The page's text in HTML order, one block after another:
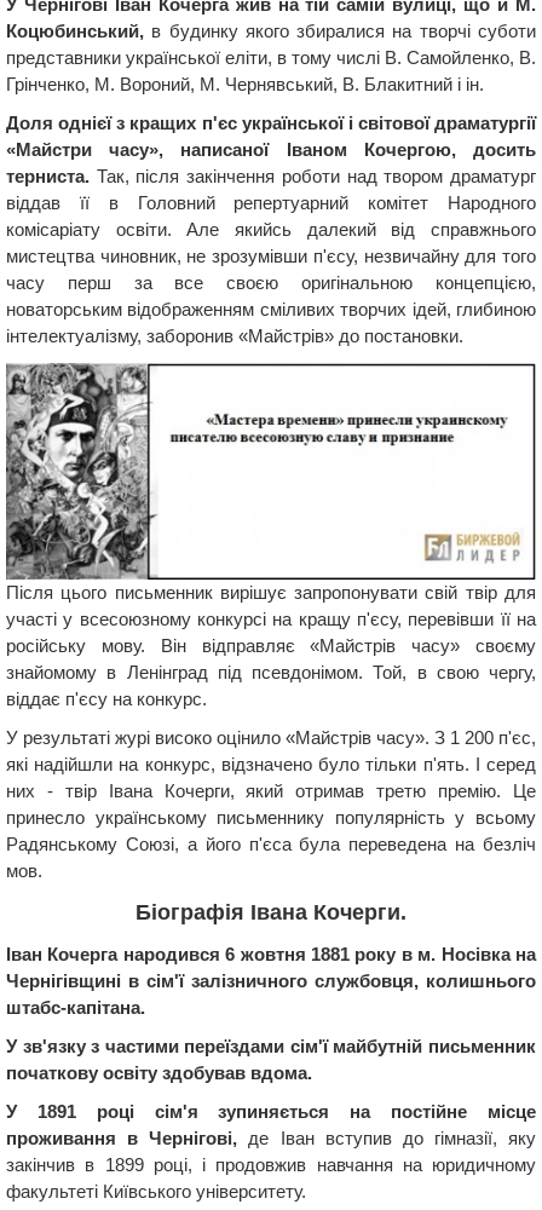
Коцюбинський, в будинку якого збиралися на творчі суботи
представники української еліти, в тому числі В. Самойленко, В.
Грінченко, М. Вороний, М. Чернявський, В. Блакитний і ін.
Доля однієї з кращих п'єс української і світової драматургії
«Майстри часу», написаної Іваном Кочергою, досить
терниста. Так, після закінчення роботи над твором драматург
віддав її в Головний репертуарний комітет Народного
комісаріату освіти. Але якийсь далекий від справжнього
мистецтва чиновник, не зрозумівши п'єсу, незвичайну для того
часу перш за все своєю оригінальною концепцією,
новаторським відображенням сміливих творчих ідей, глибиною
інтелектуалізму, заборонив «Майстрів» до постановки.
Після цього письменник вирішує запропонувати свій твір для
участі у всесоюзному конкурсі на кращу п'єсу, перевівши її на
російську мову. Він відправляє «Майстрів часу» своєму
знайомому в Ленінград під псевдонімом. Той, в свою чергу,
віддає п'єсу на конкурс.
У результаті журі високо оцінило «Майстрів часу». З 1 200 п'єс,
які надійшли на конкурс, відзначено було тільки п'ять. І серед
них - твір Івана Кочерги, який отримав третю премію. Це
принесло українському письменнику популярність у всьому
Радянському Союзі, а його п'єса була переведена на безліч
мов.
Біографія Івана Кочерги.
Іван Кочерга народився 6 жовтня 1881 року в м. Носівка на
Чернігівщині в сім'ї залізничного службовця, колишнього
штабс-капітана.
У зв'язку з частими переїздами сім'ї майбутній письменник
початкову освіту здобував вдома.
У 1891 році сім'я зупиняється на постійне місце
проживання в Чернігові, де Іван вступив до гімназії, яку
закінчив в 1899 році, і продовжив навчання на юридичному
факультеті Київського університету.